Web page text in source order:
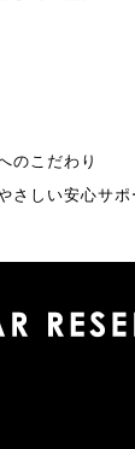
のこだわり
さしい安心サポ